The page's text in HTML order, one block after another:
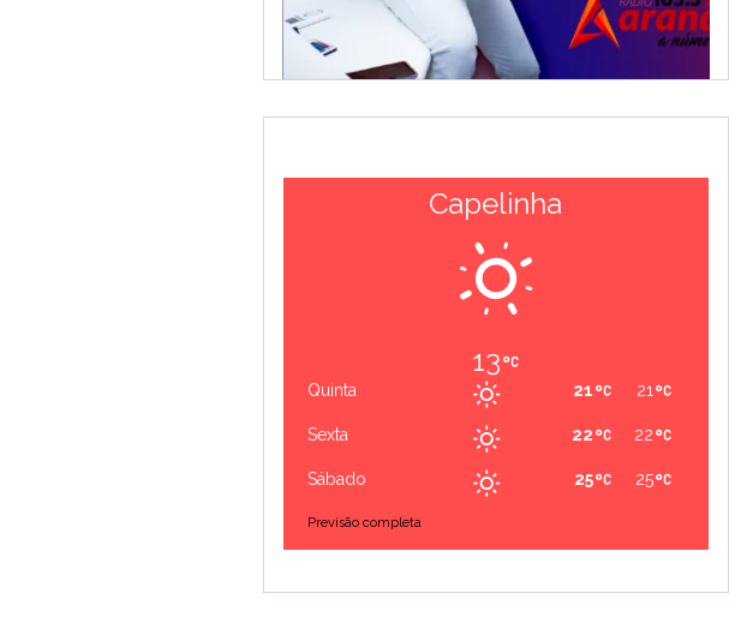
Capelinha
13
Quinta 21
21
Sexta 22
22
Sábado 25
25
Previsão completa